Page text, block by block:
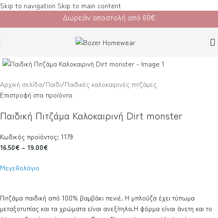
Skip to navigation Skip to main content
Δωρεάν αποστολή από 60€
Αρχική σελίδα/Παιδί/Παιδικές καλοκαιρινές πιτζάμες
Επιστροφή στα προϊόντα
Παιδική Πιτζάμα Καλοκαιρινή Dirt monster
Κωδικός προϊόντος: 1179
16.50€ – 19.00€
Μεγεθολόγιο
Πιτζάμα παιδική από 100% βαμβάκι πενιέ. Η μπλούζα έχει τύπωμα
μεταξοτυπίας και τα χρώματα είναι ανεξίτηλα.Η φόρμα είναι άνετη και το